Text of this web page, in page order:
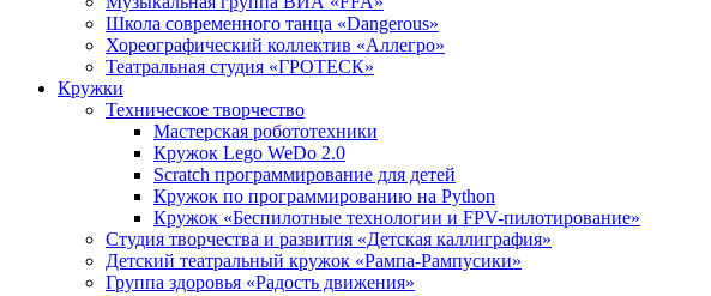
Школа современного танца «Dangerous»
Хореографический коллектив «Аллегро»
Театральная студия «ГРОТЕСК»
Кружки
Техническое творчество
Мастерская робототехники
Кружок Lego WeDo 2.0
Scratch программирование для детей
Кружок по программированию на Python
Кружок «Беспилотные технологии и FPV-пилотирование»
Студия творчества и развития «Детская каллиграфия»
Детский театральный кружок «Рампа-Рампусики»
Группа здоровья «Радость движения»